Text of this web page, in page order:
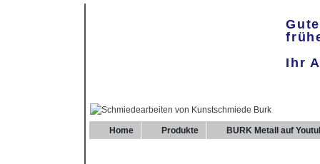
Ihr
Home Produkte BURK Metall auf